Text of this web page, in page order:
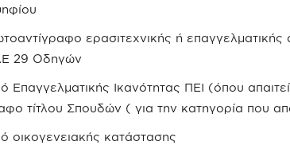
ερασιτεχνικής ή επαγγελματικής
29 Οδηγών
Επαγγελματικής Ικανότητας ΠΕΙ (όπου
τίτλου Σπουδών ( για την κατηγορία που
οικογενειακής κατάστασης